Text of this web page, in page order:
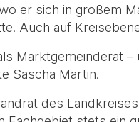
er sich in großem
Auch auf
Marktgemeinderat
Sascha Martin.
des